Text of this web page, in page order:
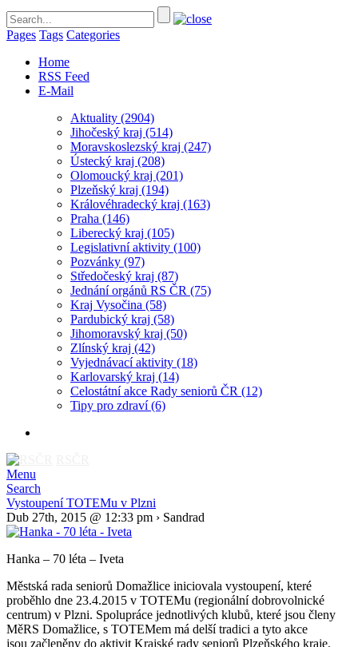
Pages Tags Categories
Home
RSS Feed
E-Mail
Aktuality (2904)
Jihočeský kraj (514)
Moravskoslezský kraj (247)
Ústecký kraj (208)
Olomoucký kraj (201)
Plzeňský kraj (194)
Královéhradecký kraj (163)
Praha (146)
Liberecký kraj (105)
Legislativní aktivity (100)
Pozvánky (97)
Středočeský kraj (87)
Jednání orgánů RS ČR (75)
Kraj Vysočina (58)
Pardubický kraj (58)
Jihomoravský kraj (50)
Zlínský kraj (42)
Vyjednávací aktivity (18)
Karlovarský kraj (14)
Celostátní akce Rady seniorů ČR (12)
Tipy pro zdraví(6)
Menu
Search
Vystoupení TOTEMu v Plzni
Dub 27th, 2015 @ 12:33 pm › Sandrad
Hanka – 70 léta – Iveta
Městská rada seniorů Domažlice iniciovala vystoupení, které
proběhlo dne 23.4.2015 v TOTEMu (regionální dobrovolnické
centrum) v Plzni. Spolupráce jednotlivých klubů, které jsou členy
MěRS Domažlice, s TOTEMem má delší tradici a tyto akce
jsou začleněny do aktivit Krajské rady seniorů Plzeňského kraje.